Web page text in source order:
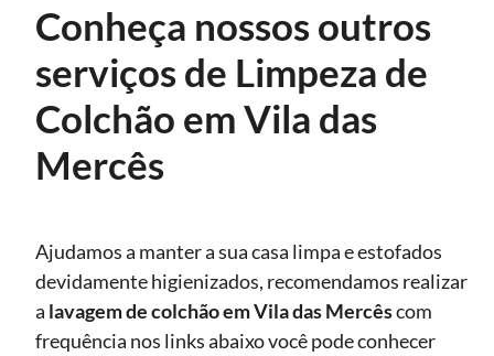
Conheça nossos outros
serviços de Limpeza de
Colchão em Vila das
Mercês
Ajudamos a manter a sua casa limpa e estofados
devidamente higienizados, recomendamos realizar
a lavagem de colchãoem Vila das Mercêscom
frequência nos links abaixo você pode conhecer